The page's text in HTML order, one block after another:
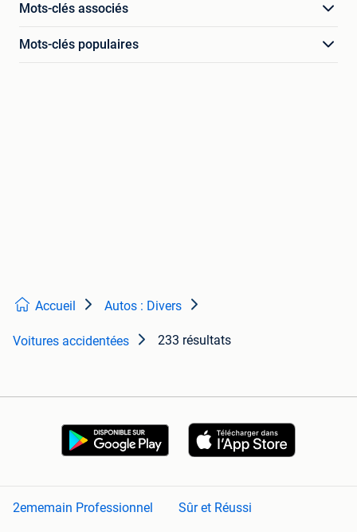
Mots-clés associés
Mots-clés populaires
Accueil Autos : Divers
Voitures accidentées 233 résultats
2ememain Professionnel
Sûr et Réussi